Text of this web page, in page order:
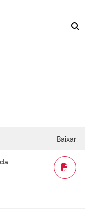
Baixar
WORD